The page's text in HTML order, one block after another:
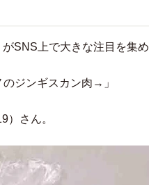
がSNS上で大きな注目を集め
ジンギスカン肉→」
）さん。